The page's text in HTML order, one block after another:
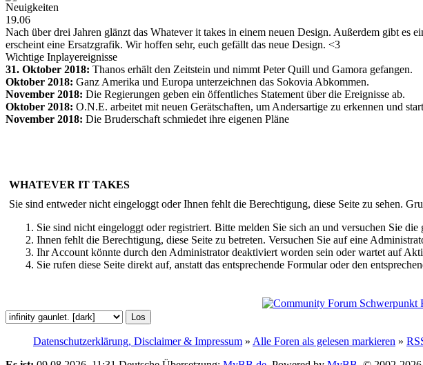
Neuigkeiten
19.06
Nach über drei Jahren glänzt das Whatever it takes in einem neuen Design. Außerdem gibt
erscheint eine Ersatzgrafik. Wir hoffen sehr, euch gefällt das neue Design. <3
Wichtige Inplayereignisse
31. Oktober 2018: Thanos erhält den Zeitstein und nimmt Peter Quill und Gamora gefangen.
Oktober 2018: Ganz Amerika und Europa unterzeichnen das Sokovia Abkommen.
November 2018: Die Regierungen geben ein öffentliches Statement über die Ereignisse ab.
Oktober 2018: O.N.E. arbeitet mit neuen Gerätschaften, um Andersartige zu erkennen und
November 2018: Die Bruderschaft schmiedet ihre eigenen Pläne
WHATEVER IT TAKES
Sie sind entweder nicht eingeloggt oder Ihnen fehlt die Berechtigung, diese Seite zu sehen.
Sie sind nicht eingeloggt oder registriert. Bitte melden Sie sich an und versuchen Sie
Ihnen fehlt die Berechtigung, diese Seite zu betreten. Versuchen Sie auf eine
Ihr Account könnte durch den Administrator deaktiviert worden sein oder wartet auf
Sie rufen diese Seite direkt auf, anstatt das entsprechende Formular oder den
Datenschutzerklärung, Disclaimer & Impressum » Alle Foren als gelesen markieren »